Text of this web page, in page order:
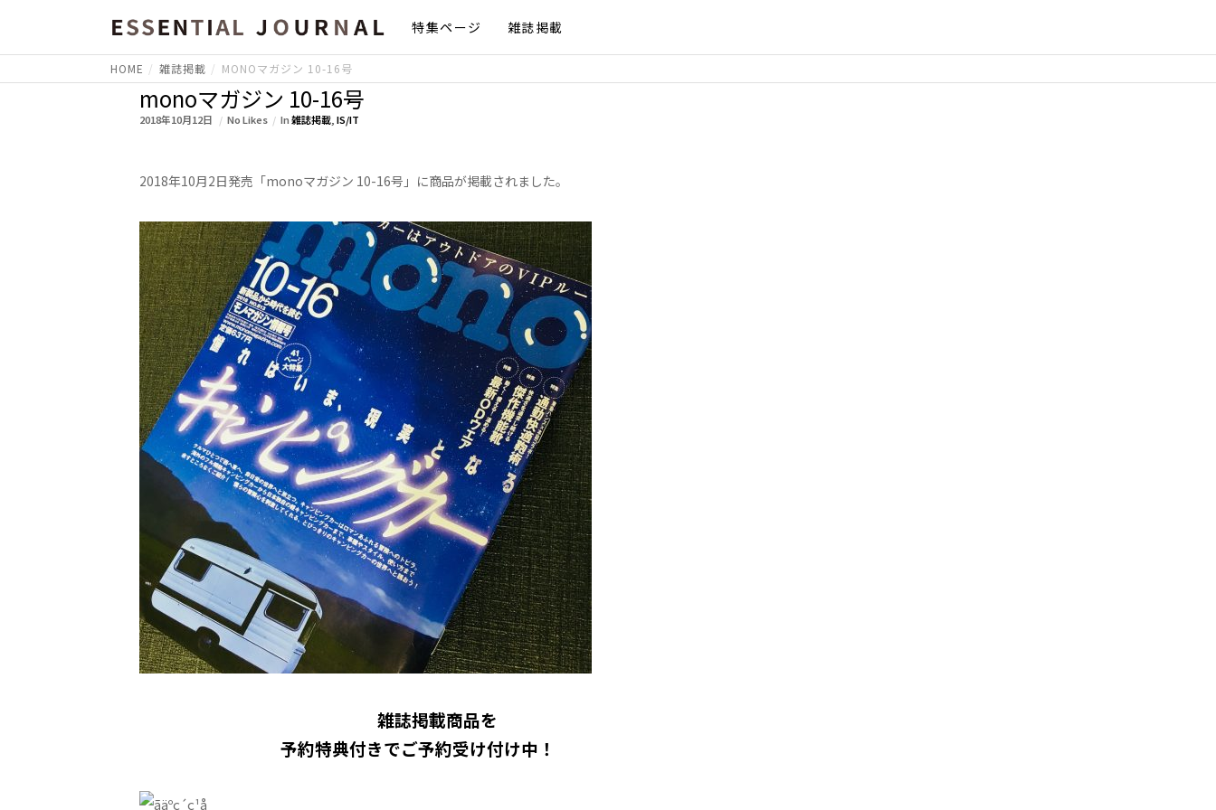
特集ページ 雑誌掲載
HOME 雑誌掲載 MONOマガジン 10-16号
monoマガジン 10-16号
2018年10月12日 No Likes In雑誌掲載 ,IS/IT
2018年10月2日発売「monoマガジン 10-16号」に商品が掲載されました。
雑誌掲載商品を
予約特典付きでご予約受け付け中！